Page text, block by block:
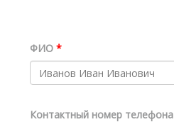
ФИО
Контактный номер телефона